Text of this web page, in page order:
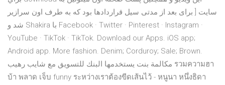
سايت [ برای بعد از مدتی سيل قراردادها بود که به طرف اون سرازير
شد و Shakira با Facebook · Twitter · Pinterest · Instagram ·
YouTube · TikTok · TikTok. Download our Apps. iOS app;
Android app. More fashion. Denim; Corduroy; Sale; Brown.
مكالمة بنت يستخدمها البنك للتسويق مع شايب رهيب รวมความฮา
บ้า พลาด เจ็บ funny ระหว่างเราต้องขีดเส้นไว้ - หนูนา หนึ่งธิดา